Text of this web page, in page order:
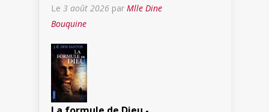
Le 3 août 2026 par Mlle Dine
Bouquine